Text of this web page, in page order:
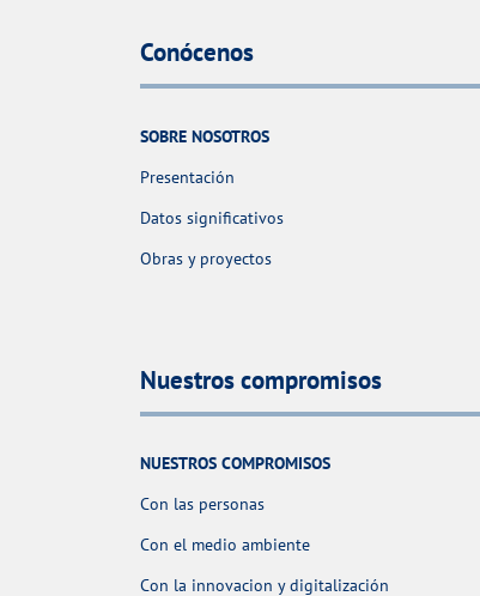
Conócenos
SOBRE NOSOTROS
Presentación
Datos significativos
Obras y proyectos
Nuestros compromisos
NUESTROS COMPROMISOS
Con las personas
Con el medio ambiente
Con la innovacion y digitalización